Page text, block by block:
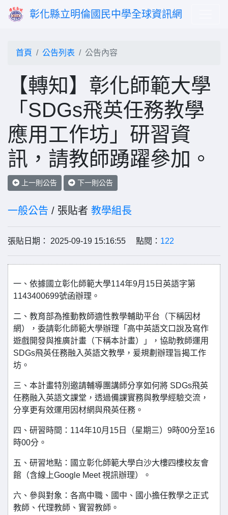
彰化縣立明倫國民中學全球資訊網
首頁 公告列表 公告內容
【轉知】彰化師範大學
「SDGs飛英任務教學
應用工作坊」研習資
訊，請教師踴躍參加。
上一則公告 下一則公告
一般公告 / 張貼者 教學組長
張貼日期： 2025-09-19 15:16:55 點閱： 122
一、依據國立彰化師範大學114年9月15日英語字第
1143400699號函辦理。
二、教育部為推動教師適性教學輔助平台（下稱因材
網），委請彰化師範大學辦理「高中英語文口說及寫作
遊戲開發與推廣計畫（下稱本計畫）」，協助教師運用
SDGs飛英任務融入英語文教學，爰規劃辦理旨揭工作
坊。
三、本計畫特別邀請輔導團講師分享如何將 SDGs飛英
任務融入英語文課堂，透過備課實務與教學經驗交流，
分享更有效運用因材網與飛英任務。
四、研習時間：114年10月15日（星期三）9時00分至16
時00分。
五、研習地點：國立彰化師範大學白沙大樓四樓校友會
館（含線上Google Meet 視訊辦理）。
六、參與對象：各高中職、國中、國小擔任教學之正式
教師、代理教師、實習教師。